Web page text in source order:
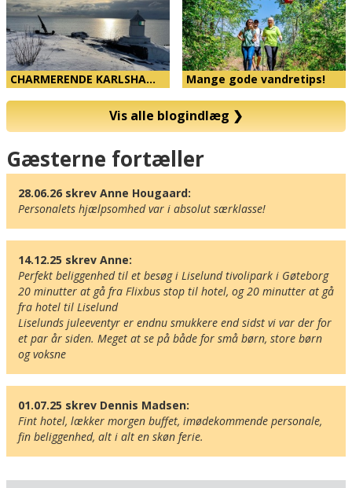
CHARMERENDE KARLSHA… Mange gode vandretips!
Vis alle blogindlæg❯
Kort
Gæsterne fortæller
28.06.26 skrev Anne Hougaard:
Personalets hjælpsomhed var i absolut særklasse!
14.12.25 skrev Anne:
Perfekt beliggenhed til et besøg i Liselund tivolipark i Gøteborg
20 minutter at gå fra Flixbus stop til hotel, og 20 minutter at gå
fra hotel til Liselund
Liselunds juleeventyr er endnu smukkere end sidst vi var der for
et par år siden. Meget at se på både for små børn, store børn
og voksne
01.07.25 skrev Dennis Madsen:
Fint hotel, lækker morgen buffet, imødekommende personale,
fin beliggenhed, alt i alt en skøn ferie.